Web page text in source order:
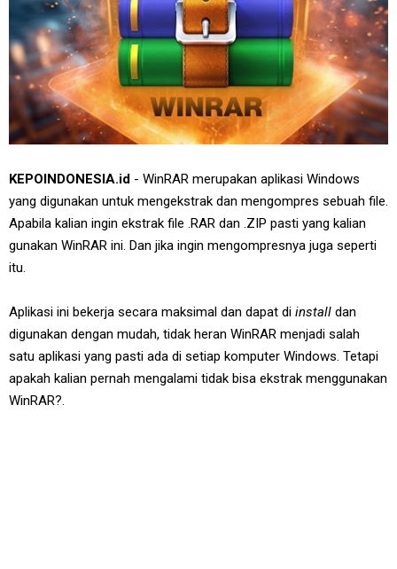
KEPOINDONESIA.id - WinRAR merupakan aplikasi Windows
yang digunakan untuk mengekstrak dan mengompres sebuah file.
Apabila kalian ingin ekstrak file .RAR dan .ZIP pasti yang kalian
gunakan WinRAR ini. Dan jika ingin mengompresnya juga seperti
itu.
Aplikasi ini bekerja secara maksimal dan dapat di install dan
digunakan dengan mudah, tidak heran WinRAR menjadi salah
satu aplikasi yang pasti ada di setiap komputer Windows. Tetapi
apakah kalian pernah mengalami tidak bisa ekstrak menggunakan
WinRAR?.